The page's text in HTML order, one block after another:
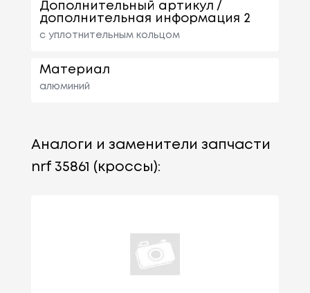
Дополнительный артикул /
дополнительная информация 2
с уплотнительным кольцом
Материал
алюминий
Аналоги и заменители запчасти
nrf 35861 (кроссы):